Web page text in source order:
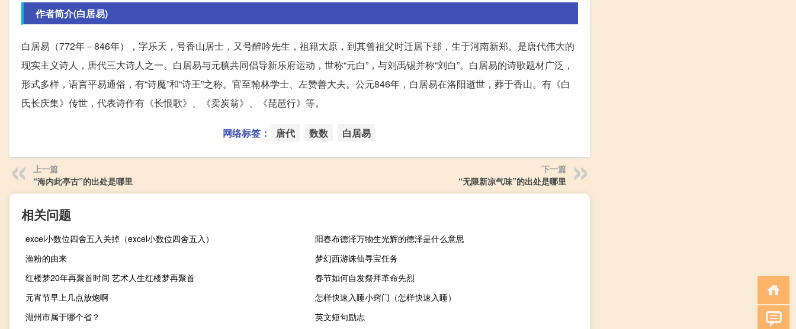
作者简介(白居易)
白居易（772年－846年），字乐天，号香山居士，又号醉吟先生，祖籍太原，到其曾祖父时迁居下邽，生于河南新郑。是唐代伟大的
现实主义诗人，唐代三大诗人之一。白居易与元稹共同倡导新乐府运动，世称“元白”，与刘禹锡并称“刘白”。白居易的诗歌题材广泛，
形式多样，语言平易通俗，有“诗魔”和“诗王”之称。官至翰林学士、左赞善大夫。公元846年，白居易在洛阳逝世，葬于香山。有《白
氏长庆集》传世，代表诗作有《长恨歌》、《卖炭翁》、《琵琶行》等。
网络标签： 唐代 数数 白居易
上一篇
“海内此亭古”的出处是哪里
下一篇
“无限新凉气味”的出处是哪里
相关问题
excel小数位四舍五入关掉（excel小数位四舍五入）
阳春布德泽万物生光辉的德泽是什么意思
渔粉的由来
梦幻西游诛仙寻宝任务
红楼梦20年再聚首时间 艺术人生红楼梦再聚首
春节如何自发祭拜革命先烈
元宵节早上几点放炮啊
怎样快速入睡小窍门（怎样快速入睡）
湖州市属于哪个省？
英文短句励志